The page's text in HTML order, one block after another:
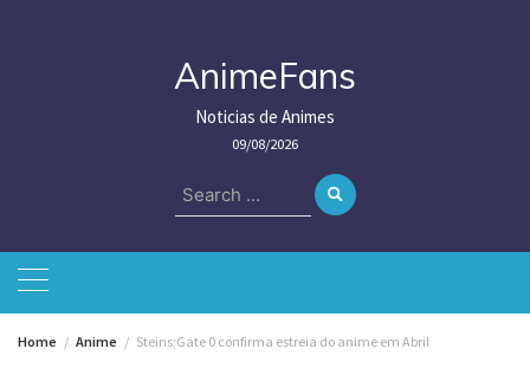
AnimeFans
Noticias de Animes
09/08/2026
Search
for:
Home Anime Steins;Gate 0 confirma estreia do anime em Abril